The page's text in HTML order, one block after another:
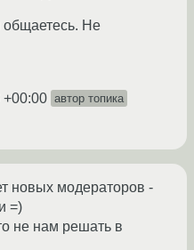
Не
+00:00 автор топика
новых модераторов -
=)
не нам решать в